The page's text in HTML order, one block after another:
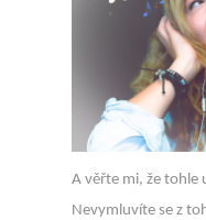
A věřte mi, že tohle
Nevymluvíte se z